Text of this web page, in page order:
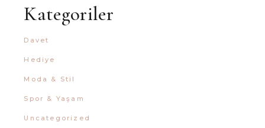
Kategoriler
Davet
Hediye
Moda & Stil
Spor & Yaşam
Uncategorized